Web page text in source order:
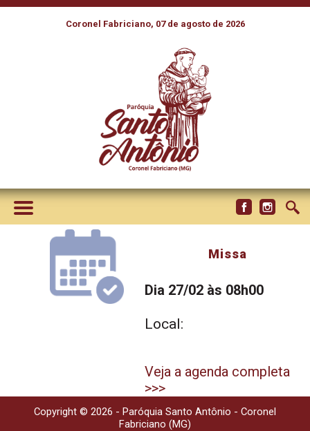
Coronel Fabriciano, 07 de agosto de 2026
Missa
Dia 27/02 às 08h00
Local:
Veja a agenda completa
>>>
Copyright © 2026 - Paróquia Santo Antônio - Coronel
Fabriciano (MG)